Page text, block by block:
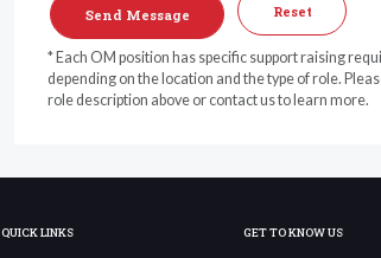
Reset
* Each OM position has specific support raising
depending on the location and the type of role.
role description above or contact us to learn more.
QUICK LINKS GET TO KNOW US